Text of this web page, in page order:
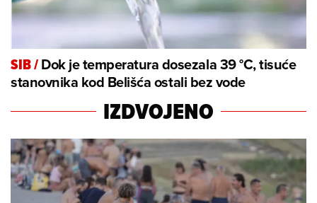
SIB/Dok je temperatura dosezala 39 °C, tisuće
stanovnika kod Belišća ostali bez vode
IZDVOJENO